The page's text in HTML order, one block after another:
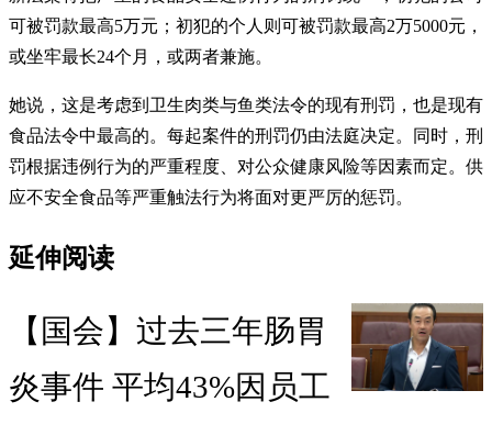
可被罚款最高5万元；初犯的个人则可被罚款最高2万5000元，
或坐牢最长24个月，或两者兼施。
她说，这是考虑到卫生肉类与鱼类法令的现有刑罚，也是现有
食品法令中最高的。每起案件的刑罚仍由法庭决定。同时，刑
罚根据违例行为的严重程度、对公众健康风险等因素而定。供
应不安全食品等严重触法行为将面对更严厉的惩罚。
延伸阅读
【国会】过去三年肠胃
炎事件 平均43%因员工